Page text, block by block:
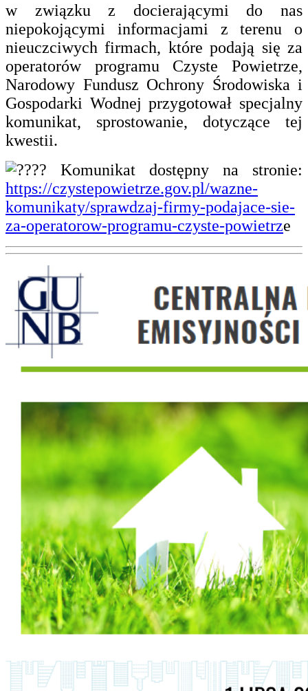
w związku z docierającymi do nas
niepokojącymi informacjami z terenu o
nieuczciwych firmach, które podają się za
operatorów programu Czyste Powietrze,
Narodowy Fundusz Ochrony Środowiska i
Gospodarki Wodnej przygotował specjalny
komunikat, sprostowanie, dotyczące tej
kwestii.
Komunikat dostępny na stronie:
https://czystepowietrze.gov.pl/wazne-
komunikaty/sprawdzaj-firmy-podajace-sie-
za-operatorow-programu-czyste-powietrze